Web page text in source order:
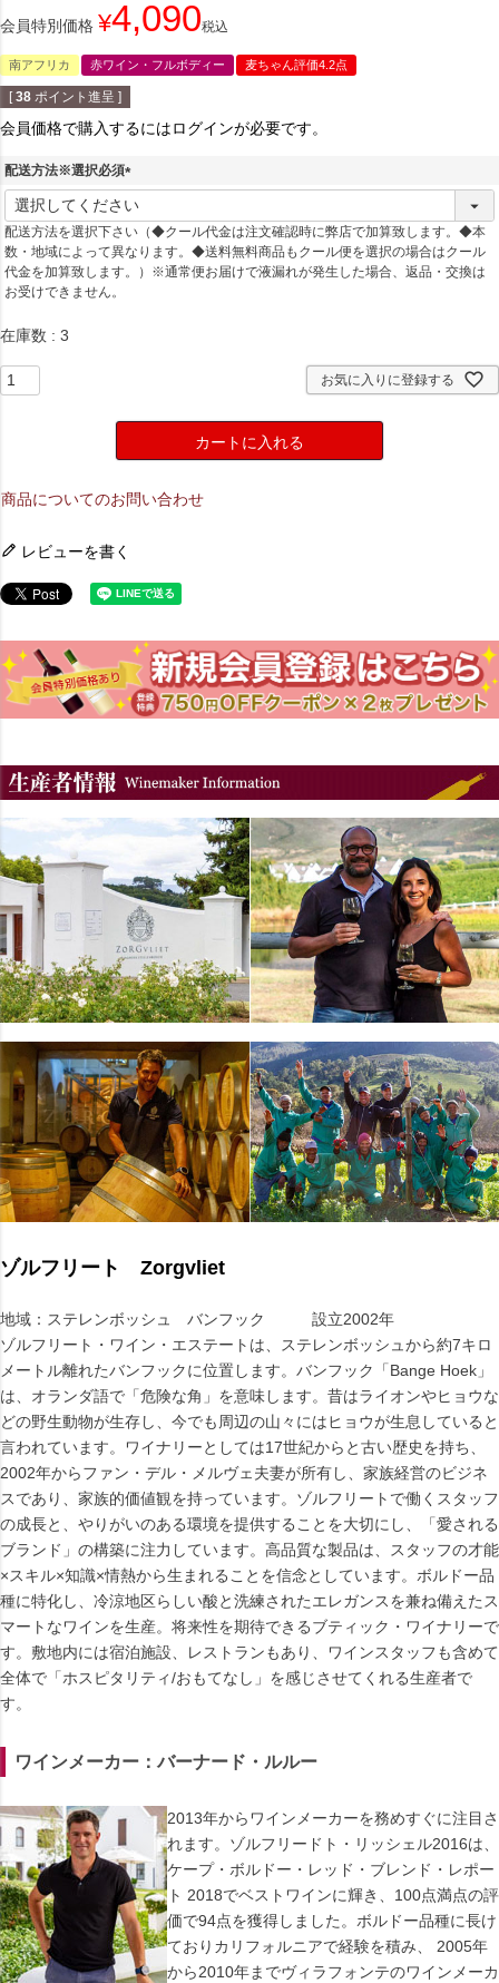
会員特別価格 ¥4,090税込
南アフリカ 赤ワイン・フルボディー 麦ちゃん評価4.2点
[ 38 ポイント進呈 ]
会員価格で購入するにはログインが必要です。
配送方法※選択必須
(
必
須
)
配送方法を選択下さい（◆クール代金は注文確認時に弊店で加算致します。◆本
数・地域によって異なります。◆送料無料商品もクール便を選択の場合はクール
代金を加算致します。）※通常便お届けで液漏れが発生した場合、返品・交換は
お受けできません。
在庫数 3
お気に入りに登録する
カートに入れる
商品についてのお問い合わせ
レビューを書く
ゾルフリート Zorgvliet
地域：ステレンボッシュ バンフック 設立2002年
ゾルフリート・ワイン・エステートは、ステレンボッシュから約7キロ
メートル離れたバンフックに位置します。バンフック「Bange Hoek」
は、オランダ語で「危険な角」を意味します。昔はライオンやヒョウな
どの野生動物が生存し、今でも周辺の山々にはヒョウが生息していると
言われています。ワイナリーとしては17世紀からと古い歴史を持ち、
2002年からファン・デル・メルヴェ夫妻が所有し、家族経営のビジネ
スであり、家族的価値観を持っています。ゾルフリートで働くスタッフ
の成長と、やりがいのある環境を提供することを大切にし、「愛される
ブランド」の構築に注力しています。高品質な製品は、スタッフの才能
×スキル×知識×情熱から生まれることを信念としています。ボルドー品
種に特化し、冷涼地区らしい酸と洗練されたエレガンスを兼ね備えたス
マートなワインを生産。将来性を期待できるブティック・ワイナリーで
す。敷地内には宿泊施設、レストランもあり、ワインスタッフも含めて
全体で「ホスピタリティ/おもてなし」を感じさせてくれる生産者で
す。
ワインメーカー：バーナード・ルルー
2013年からワインメーカーを務めすぐに注目さ
れます。ゾルフリードト・リッシェル2016は、
ケープ・ボルドー・レッド・ブレンド・レポー
ト 2018でベストワインに輝き、100点満点の評
価で94点を獲得しました。ボルドー品種に長け
ておりカリフォルニアで経験を積み、 2005年
から2010年までヴィラフォンテのワインメーカ